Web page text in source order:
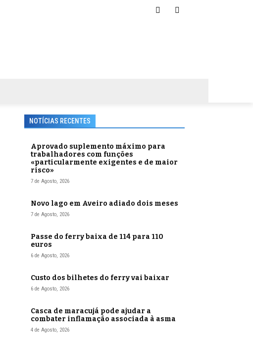
NOTÍCIAS RECENTES
Aprovado suplemento máximo para
trabalhadores com funções
«particularmente exigentes e de maior
risco»
7 de Agosto, 2026
Novo lago em Aveiro adiado dois meses
7 de Agosto, 2026
Passe do ferry baixa de 114 para 110
euros
6 de Agosto, 2026
Custo dos bilhetes do ferry vai baixar
6 de Agosto, 2026
Casca de maracujá pode ajudar a
combater inflamação associada à asma
4 de Agosto, 2026